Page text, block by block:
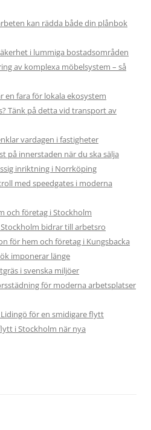
kan rädda både din plånbok
i lummiga bostadsområden
av komplexa möbelsystem – så
en fara för lokala ekosystem
Tänk på detta vid transport av
vardagen i fastigheter
på innerstaden när du ska sälja
inriktning i Norrköping
med speedgates i moderna
och företag i Stockholm
bidrar till arbetsro
för hem och företag i Kungsbacka
imponerar länge
i svenska miljöer
för moderna arbetsplatser
för en smidigare flytt
i Stockholm när nya